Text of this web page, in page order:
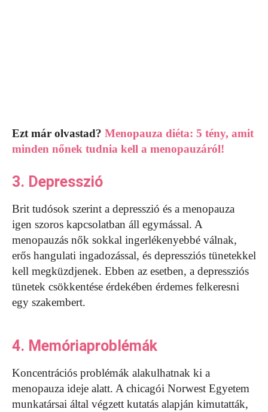
Ezt már olvastad? Menopauza diéta: 5 tény, amit
minden nőnek tudnia kell a menopauzáról!
3. Depresszió
Brit tudósok szerint a depresszió és a menopauza
igen szoros kapcsolatban áll egymással. A
menopauzás nők sokkal ingerlékenyebbé válnak,
erős hangulati ingadozással, és depressziós tünetekkel
kell megküzdjenek. Ebben az esetben, a depressziós
tünetek csökkentése érdekében érdemes felkeresni
egy szakembert.
4. Memóriaproblémák
Koncentrációs problémák alakulhatnak ki a
menopauza ideje alatt. A chicagói Norwest Egyetem
munkatársai által végzett kutatás alapján kimutatták,